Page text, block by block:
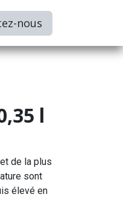
nous
l
de la plus
sont
élevé en